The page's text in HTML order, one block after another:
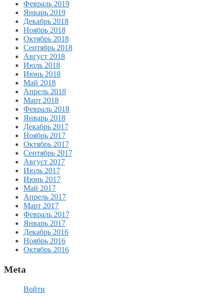
Февраль 2019
Январь 2019
Декабрь 2018
Ноябрь 2018
Октябрь 2018
Сентябрь 2018
Август 2018
Июль 2018
Июнь 2018
Май 2018
Апрель 2018
Март 2018
Февраль 2018
Январь 2018
Декабрь 2017
Ноябрь 2017
Октябрь 2017
Сентябрь 2017
Август 2017
Июль 2017
Июнь 2017
Май 2017
Апрель 2017
Март 2017
Февраль 2017
Январь 2017
Декабрь 2016
Ноябрь 2016
Октябрь 2016
Meta
Войти